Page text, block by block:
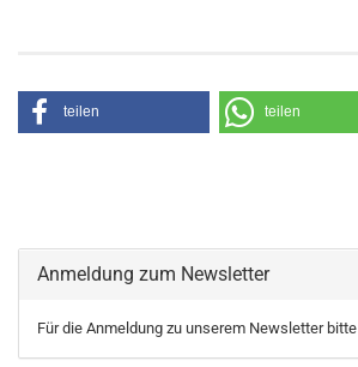
teilen teilen
Anmeldung zum Newsletter
Für die Anmeldung zu unserem Newsletter bitte